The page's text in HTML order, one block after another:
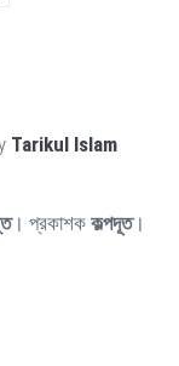
Tarikul Islam
। প্রকাশক কল্পদূত।